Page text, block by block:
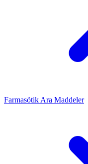
Farmasötik Ara Maddeler